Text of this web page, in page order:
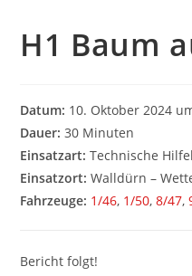
H1 Baum
Datum: 10. Oktober 2024
Dauer: 30 Minuten
Einsatzart: Technische
Einsatzort: Walldürn –
Fahrzeuge: 1/46, 1/50,8/47,
Bericht folgt!